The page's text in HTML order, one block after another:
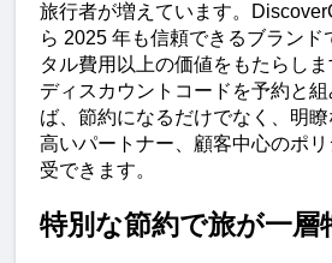
旅行者が増えています。
ら 2025 年も信頼できるブランド
タル費用以上の価値をもたらし
ディスカウントコードを予約と組
ば、節約になるだけでなく、明
高いパートナー、顧客中心のポ
受できます。
特別な節約で旅が一層